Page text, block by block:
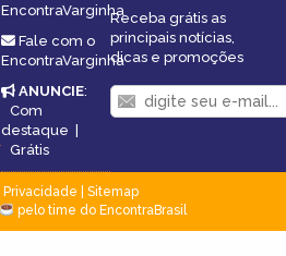
EncontraVarginha
Fale com o
EncontraVarginha
ANUNCIE:
Com
destaque |
Grátis
Receba grátis as
principais notícias,
dicas e promoções
Privacidade
Sitemap
pelo time do EncontraBrasil